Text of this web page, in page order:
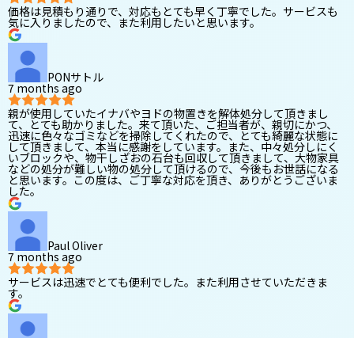
価格は見積もり通りで、対応もとても早く丁寧でした。サービスも
気に入りましたので、また利用したいと思います。
PONサトル
7 months ago
親が使用していたイナバやヨドの物置きを解体処分して頂きまし
て、とても助かりました。来て頂いた、ご担当者が、親切にかつ、
迅速に色々なゴミなどを掃除してくれたので、とても綺麗な状態に
して頂きまして、本当に感謝をしています。また、中々処分しにく
いブロックや、物干しざおの石台も回収して頂きまして、大物家具
などの処分が難しい物の処分して頂けるので、今後もお世話になる
と思います。この度は、ご丁寧な対応を頂き、ありがとうございま
した。
Paul Oliver
7 months ago
サービスは迅速でとても便利でした。また利用させていただきま
す。